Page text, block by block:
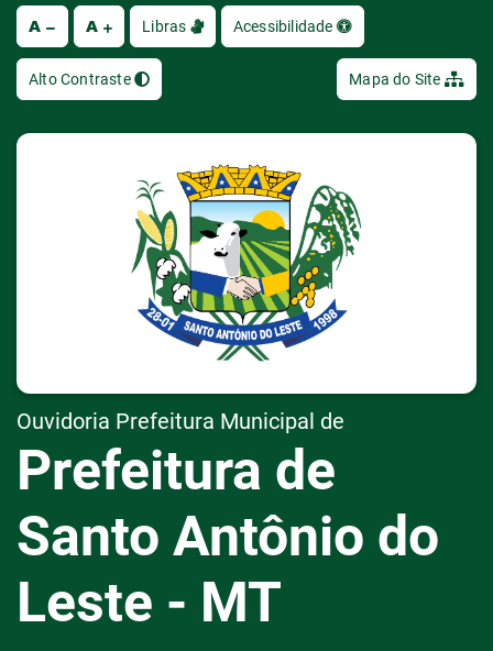
A A Libras Acessibilidade
Alto Contraste Mapa do Site
Ouvidoria Prefeitura Municipal de
Prefeitura de
Santo Antônio do
Leste - MT